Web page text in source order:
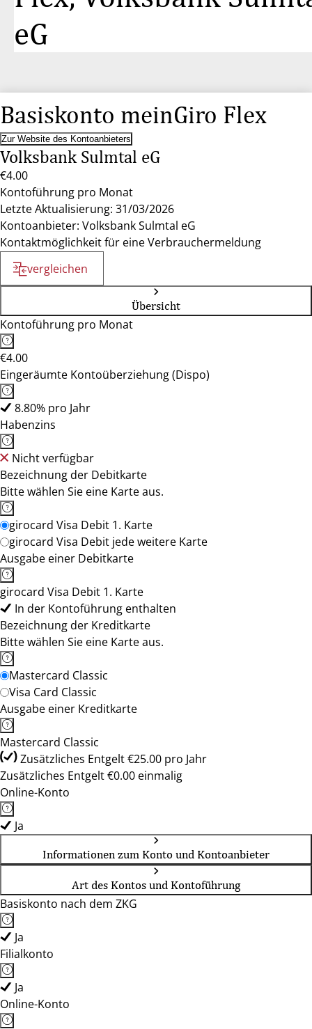
eG
Basiskonto meinGiro Flex
Zur Website des Kontoanbieters
Volksbank Sulmtal eG
€4.00
Kontoführung pro Monat
Letzte Aktualisierung: 31/03/2026
Kontoanbieter: Volksbank Sulmtal eG
Kontaktmöglichkeit für eine Verbrauchermeldung
vergleichen
Übersicht
Kontoführung pro Monat
€4.00
Eingeräumte Kontoüberziehung (Dispo)
8.80% pro Jahr
Habenzins
Nicht verfügbar
Bezeichnung der Debitkarte
Bitte wählen Sie eine Karte aus.
girocard Visa Debit 1. Karte
girocard Visa Debit jede weitere Karte
Ausgabe einer Debitkarte
girocard Visa Debit 1. Karte
In der Kontoführung enthalten
Bezeichnung der Kreditkarte
Bitte wählen Sie eine Karte aus.
Mastercard Classic
Visa Card Classic
Ausgabe einer Kreditkarte
Mastercard Classic
Zusätzliches Entgelt €25.00 pro Jahr
Zusätzliches Entgelt €0.00 einmalig
Online-Konto
Ja
Informationen zum Konto und Kontoanbieter
Art des Kontos und Kontoführung
Basiskonto nach dem ZKG
Ja
Filialkonto
Ja
Online-Konto